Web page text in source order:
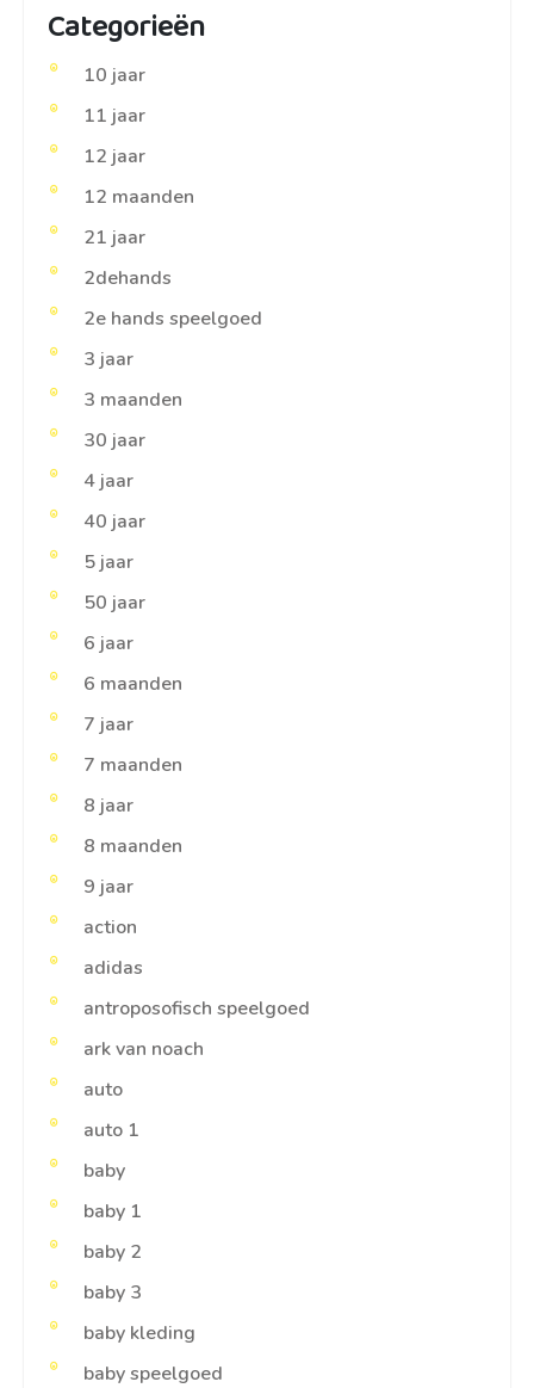
Categorieën
10 jaar
11 jaar
12 jaar
12 maanden
21 jaar
2dehands
2e hands speelgoed
3 jaar
3 maanden
30 jaar
4 jaar
40 jaar
5 jaar
50 jaar
6 jaar
6 maanden
7 jaar
7 maanden
8 jaar
8 maanden
9 jaar
action
adidas
antroposofisch speelgoed
ark van noach
auto
auto 1
baby
baby 1
baby 2
baby 3
baby kleding
baby speelgoed